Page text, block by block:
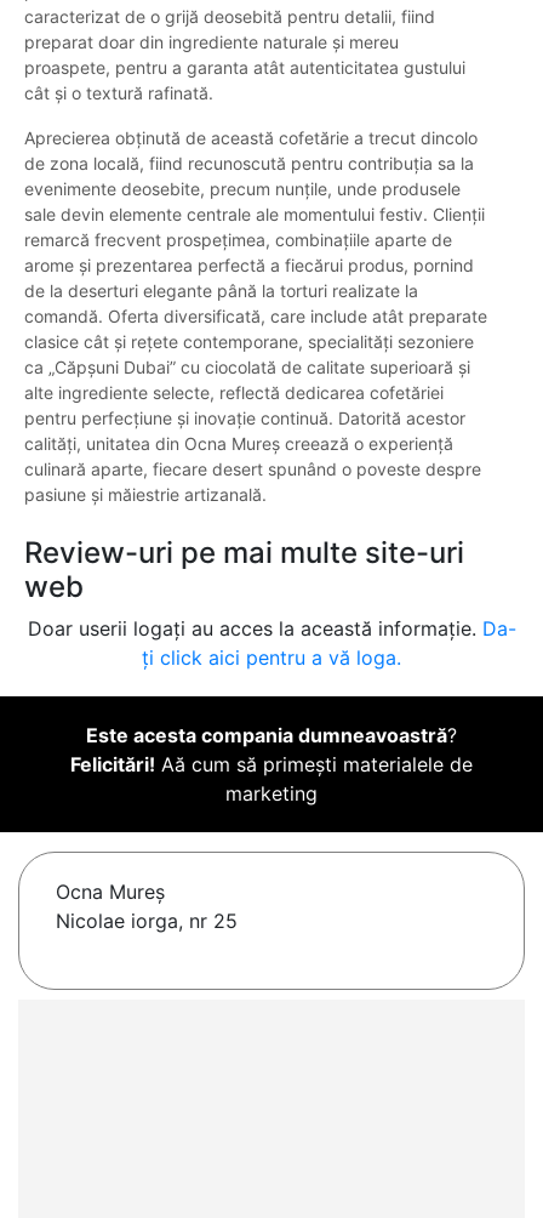
caracterizat de o grijă deosebită pentru detalii, fiind
preparat doar din ingrediente naturale și mereu
proaspete, pentru a garanta atât autenticitatea gustului
cât și o textură rafinată.
Aprecierea obținută de această cofetărie a trecut dincolo
de zona locală, fiind recunoscută pentru contribuția sa la
evenimente deosebite, precum nunțile, unde produsele
sale devin elemente centrale ale momentului festiv. Clienții
remarcă frecvent prospețimea, combinațiile aparte de
arome și prezentarea perfectă a fiecărui produs, pornind
de la deserturi elegante până la torturi realizate la
comandă. Oferta diversificată, care include atât preparate
clasice cât și rețete contemporane, specialități sezoniere
ca „Căpșuni Dubai” cu ciocolată de calitate superioară și
alte ingrediente selecte, reflectă dedicarea cofetăriei
pentru perfecțiune și inovație continuă. Datorită acestor
calități, unitatea din Ocna Mureș creează o experiență
culinară aparte, fiecare desert spunând o poveste despre
pasiune și măiestrie artizanală.
Review-uri pe mai multe site-uri
web
Doar userii logați au acces la această informație. Da-
ți click aici pentru a vă loga.
Este acesta compania dumneavoastră?
Felicitări! Aă cum să primești materialele de
marketing
Ocna Mureş
Nicolae iorga, nr 25